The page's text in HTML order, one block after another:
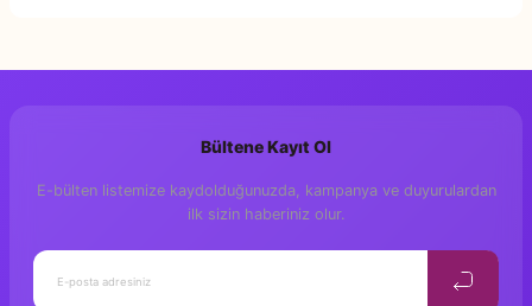
Bültene Kayıt Ol
E-bülten listemize kaydolduğunuzda, kampanya ve duyurulardan
ilk sizin haberiniz olur.